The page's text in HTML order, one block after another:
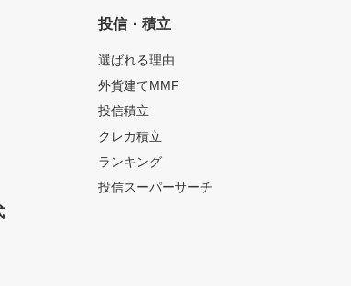
投信・積立
選ばれる理由
外貨建てMMF
投信積立
クレカ積立
ランキング
投信スーパーサーチ